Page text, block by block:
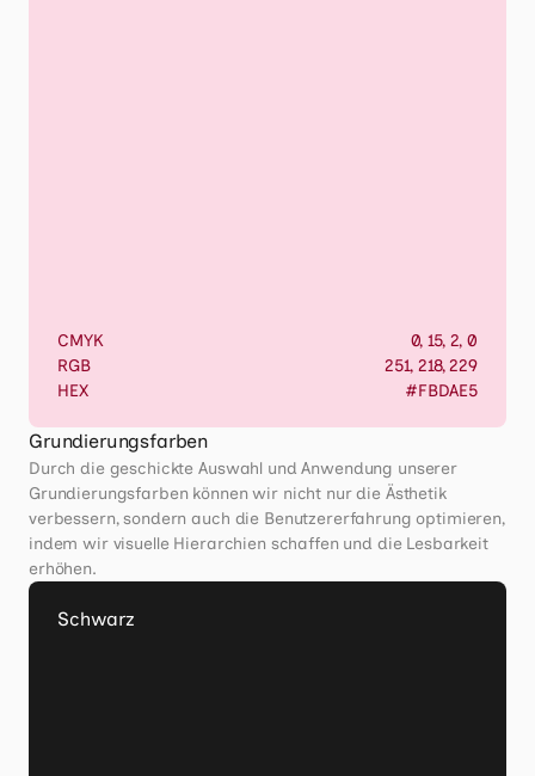
CMYK
0, 15, 2, 0
RGB
251, 218, 229
HEX
#FBDAE5
Grundierungsfarben
Durch die geschickte Auswahl und Anwendung unserer
Grundierungsfarben können wir nicht nur die Ästhetik
verbessern, sondern auch die Benutzererfahrung optimieren,
indem wir visuelle Hierarchien schaffen und die Lesbarkeit
erhöhen.
Schwarz